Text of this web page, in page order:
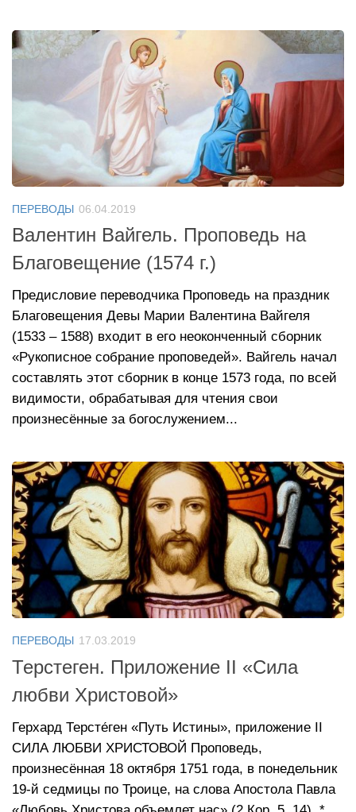
ПЕРЕВОДЫ 06.04.2019
Валентин Вайгель. Проповедь на
Благовещение (1574 г.)
Предисловие переводчика Проповедь на праздник
Благовещения Девы Марии Валентина Вайгеля
(1533 – 1588) входит в его неоконченный сборник
«Рукописное собрание проповедей». Вайгель начал
составлять этот сборник в конце 1573 года, по всей
видимости, обрабатывая для чтения свои
произнесённые за богослужением...
ПЕРЕВОДЫ 17.03.2019
Терстеген. Приложение II «Сила
любви Христовой»
Герхард Терсте́ген «Путь Истины», приложение II
СИЛА ЛЮБВИ ХРИСТОВОЙ Проповедь,
произнесённая 18 октября 1751 года, в понедельник
19-й седмицы по Троице, на слова Апостола Павла